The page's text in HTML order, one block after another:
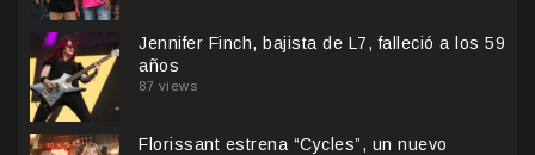
Jennifer Finch, bajista de L7, falleció a los 59
años
87 views
Florissant estrena “Cycles”, un nuevo